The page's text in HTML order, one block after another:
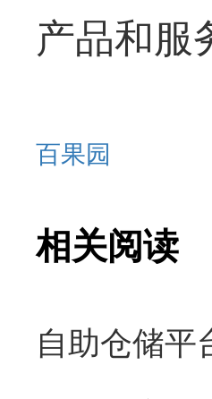
产品和服
百果园
相关阅读